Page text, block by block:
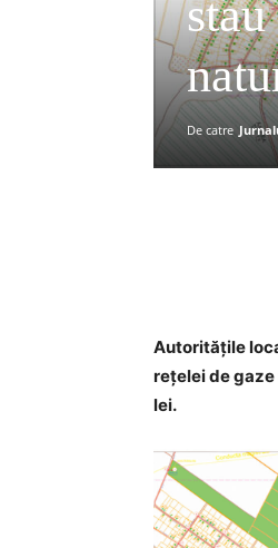
De catre
Autoritățile
rețelei de gaze
lei.